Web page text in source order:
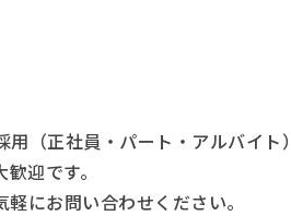
（正社員・パート・アルバイト
迎です。
にお問い合わせください。